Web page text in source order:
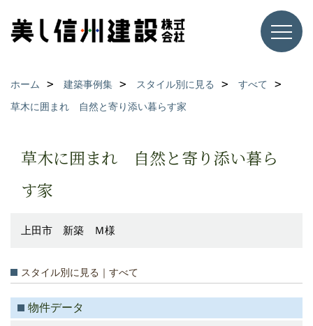
ホーム 建築事例集 スタイル別に見る
すべて
草木に囲まれ 自然と寄り添い暮らす家
草木に囲まれ 自然と寄り添い暮ら
す家
上田市 新築 Ｍ様
スタイル別に見る｜すべて
物件データ